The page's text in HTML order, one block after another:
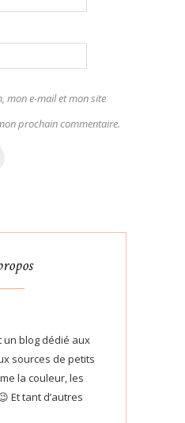
mon e-mail et mon site
prochain commentaire.
un blog dédié aux
sources de petits
la couleur, les
Et tant d’autres